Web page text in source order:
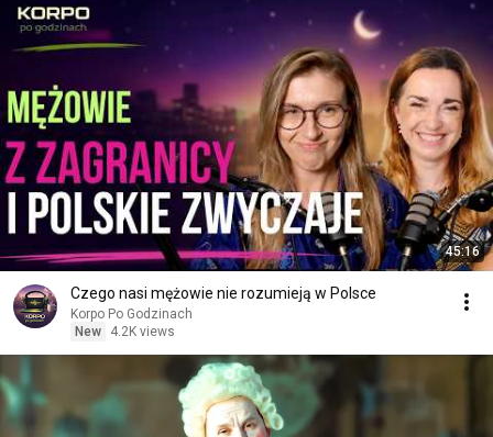
45:16
Czego nasi mężowie nie rozumieją w Polsce
Korpo Po Godzinach
New
4.2K views